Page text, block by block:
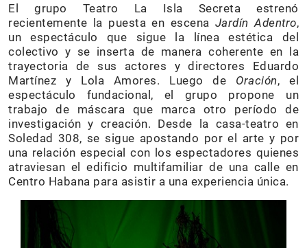
El grupo Teatro La Isla Secreta estrenó
recientemente la puesta en escena Jardín Adentro,
un espectáculo que sigue la línea estética del
colectivo y se inserta de manera coherente en la
trayectoria de sus actores y directores Eduardo
Martínez y Lola Amores. Luego de Oración, el
espectáculo fundacional, el grupo propone un
trabajo de máscara que marca otro período de
investigación y creación. Desde la casa-teatro en
Soledad 308, se sigue apostando por el arte y por
una relación especial con los espectadores quienes
atraviesan el edificio multifamiliar de una calle en
Centro Habana para asistir a una experiencia única.